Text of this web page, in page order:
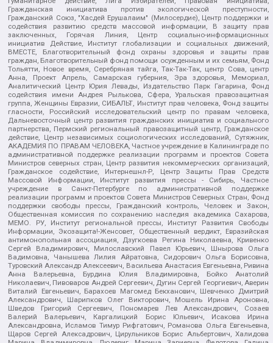
Гражданская инициатива против экологической преступности,
Гражданский Союз, "Хасдей Ерушалаим" (Милосердие), Центр поддержки и
содействия развитию средств массовой информации, В защиту прав
заключенных, Горячая Линия, Центр социально-информационных
инициатив Действие, Институт глобализации и социальных движений,
ВМЕСТЕ, Благотворительный фонд охраны здоровья и защиты прав
граждан, Благотворительный фонд помощи осужденным и их семьям, Фонд
Тольятти, Новое время, Серебряная тайга, Так-Так-Так, центр Сова, центр
Анна, Проект Апрель, Самарская губерния, Эра здоровья, Мемориал,
Аналитический Центр Юрия Левады, Издательство Парк Гагарина, Фонд
содействия имени Андрея Рылькова, Сфера, Уральская правозащитная
группа, Женщины Евразии, СИБАЛЬТ, Институт прав человека, Фонд защиты
гласности, Российский исследовательский центр по правам человека,
Дальневосточный центр развития гражданских инициатив и социального
партнерства, Пермский региональный правозащитный центр, Гражданское
действие, Центр независимых социологических исследований, Сутяжник,
АКАДЕМИЯ ПО ПРАВАМ ЧЕЛОВЕКА, Частное учреждение в Калининграде по
административной поддержке реализации программ и проектов Совета
Министров северных стран, Центр развития некоммерческих организаций,
Гражданское содействие, Интернешнл-Р, Центр Защиты Прав Средств
Массовой Информации, Институт развития прессы - Сибирь, Частное
учреждение в Санкт-Петербурге по административной поддержке
реализации программ и проектов Совета Министров Северных Стран, Фонд
поддержки свободы прессы, Гражданский контроль, Человек и Закон,
Общественная комиссия по сохранению наследия академика Сахарова,
МЕМО. РУ, Институт региональной прессы, Институт Развития Свободы
Информации, Экозащита!-Женсовет, Общественный вердикт, Евразийская
антимонопольная ассоциация, Дзугкоева Регина Николаевна, Кривенко
Сергей Владимирович, Милославский Павел Юрьевич, Шнырова Ольга
Вадимовна, Чанышева Лилия Айратовна, Сидорович Ольга Борисовна,
Туровский Александр Алексеевич, Васильева Анастасия Евгеньевна, Ривина
Анна Валерьевна, Бурдина Юлия Владимировна, Бойко Анатолий
Николаевич, Пивоваров Андрей Сергеевич, Дугин Сергей Георгиевич, Аверин
Виталий Евгеньевич, Барахоев Магомед Бекханович, Шевченко Дмитрий
Александрович, Шарипков Олег Викторович, Мошель Ирина Ароновна,
Шведов Григорий Сергеевич, Пономарев Лев Александрович, Созаев
Валерий Валерьевич, Каргалицкий Борис Юльевич, Исакова Ирина
Александровна, Исламов Тимур Рифгатович, Романова Ольга Евгеньевна,
Щаров Сергей Алексадрович, Цирульников Борис Альбертович, Халидова